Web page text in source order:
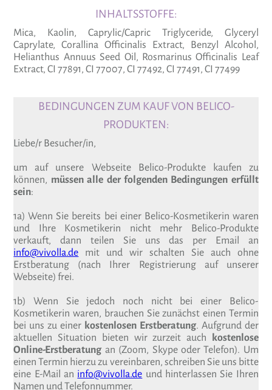
INHALTSSTOFFE:
Mica, Kaolin, Caprylic/Capric Triglyceride, Glyceryl
Caprylate, Corallina Officinalis Extract, Benzyl Alcohol,
Helianthus Annuus Seed Oil, Rosmarinus Officinalis Leaf
Extract, CI 77891, CI 77007, CI 77492, CI 77491, CI 77499
BEDINGUNGEN ZUM KAUF VON BELICO-
PRODUKTEN:
Liebe/r Besucher/in,
um auf unsere Webseite Belico-Produkte kaufen zu
können, müssen alle der folgenden Bedingungen erfüllt
sein:
1a) Wenn Sie bereits bei einer Belico-Kosmetikerin waren
und Ihre Kosmetikerin nicht mehr Belico-Produkte
verkauft, dann teilen Sie uns das per Email an
info@vivolla.de mit und wir schalten Sie auch ohne
Erstberatung (nach Ihrer Registrierung auf unserer
Webseite) frei.
1b) Wenn Sie jedoch noch nicht bei einer Belico-
Kosmetikerin waren, brauchen Sie zunächst einen Termin
bei uns zu einer kostenlosen Erstberatung. Aufgrund der
aktuellen Situation bieten wir zurzeit auch kostenlose
Online-Erstberatung an (Zoom, Skype oder Telefon). Um
einen Termin hierzu zu vereinbaren, schreiben Sie uns bitte
eine E-Mail an info@vivolla.de und hinterlassen Sie Ihren
Namen und Telefonnummer.